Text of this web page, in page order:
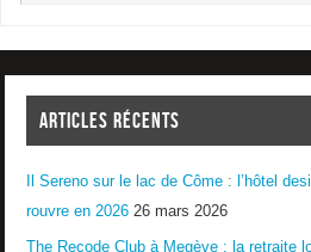
ARTICLES RÉCENTS
Il Sereno sur le lac de Côme : l’hôtel
rouvre en 2026 26 mars 2026
The Recode Club à Megève : la retraite